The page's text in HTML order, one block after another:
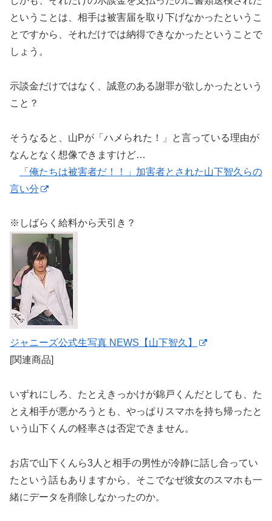
ということは、相手は被害届を取り下げなかったというこ
とですから、それだけでは納得できなかったということで
しょう。
示談金だけではなく、誠意のある謝罪が欲しかったという
こと？
そうなると、山Pが「ハメられた！」と言っている理由が
なんとなく想像できますけど…
「俺たちは被害者だ！！」加害者とされた山下智久らの
言い分
※しばらく給料から天引き？
ジャニーズ公式生写真 NEWS【山下智久】
[関連商品]
いずれにしろ、たとえきっかけが錦戸くんだとしても、た
とえ相手が悪かろうとも、やっぱりスマホを持ち帰ったと
いう山下くんの軽率さは否定できません。
お店で山下くんら3人と相手の男性が冷静に話し合ってい
たという話もありますから、そこでなぜ彼女のスマホも一
緒にデータを削除しなかったのか。